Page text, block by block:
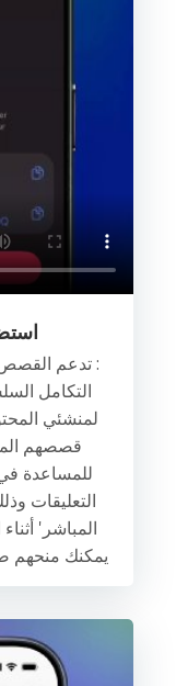
التكامل
لمنشئي
قصصهم
للمساعدة
التعليقات
المباشر'
يمكنك منحهم